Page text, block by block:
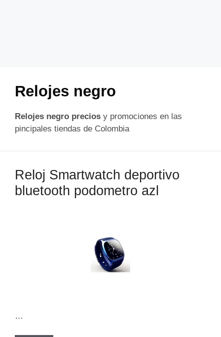
Relojes negro
Relojes negro precios y promociones en las
pincipales tiendas de Colombia
Reloj Smartwatch deportivo
bluetooth podometro azl
…